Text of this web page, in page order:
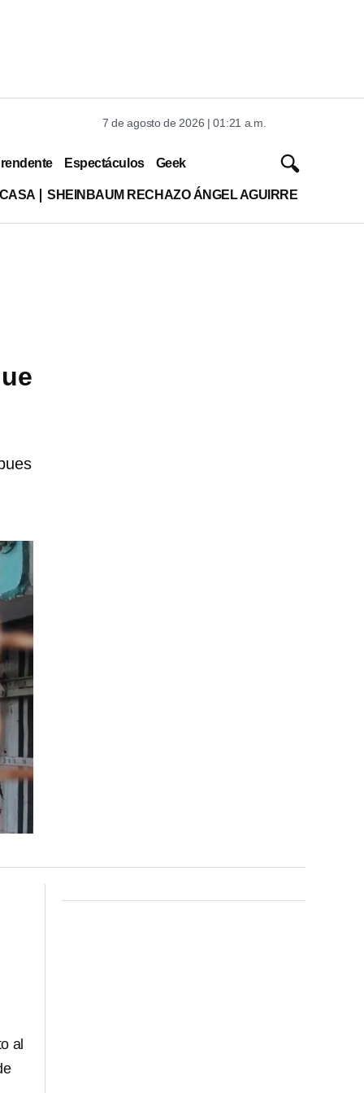
7 de agosto de 2026 | 01:21 a.m.
Espectáculos Geek
SHEINBAUM RECHAZO ÁNGEL AGUIRRE
al